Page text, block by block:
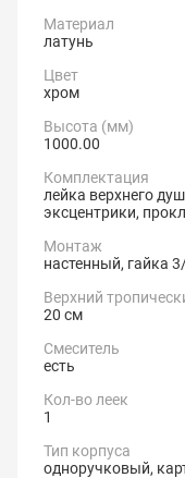
Материал
латунь
Цвет
хром
Высота (мм)
1000.00
Комплектация
лейка верхнего
эксцентрики,
Монтаж
настенный, гайка
Верхний
20 см
Смеситель
есть
Кол-во леек
1
Тип корпуса
одноручковый,